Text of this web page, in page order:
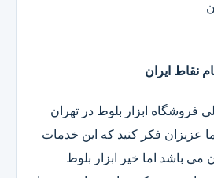
نقاط ایران
فروشگاه ابزار بلوط در تهران
عزیزان فکر کنید که این خدمات
باشد اما خیر ابزار بلوط